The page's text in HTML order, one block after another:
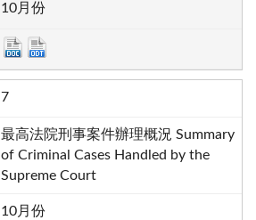
10月份
7
最高法院刑事案件辦理概況 Summary
of Criminal Cases Handled by the
Supreme Court
10月份